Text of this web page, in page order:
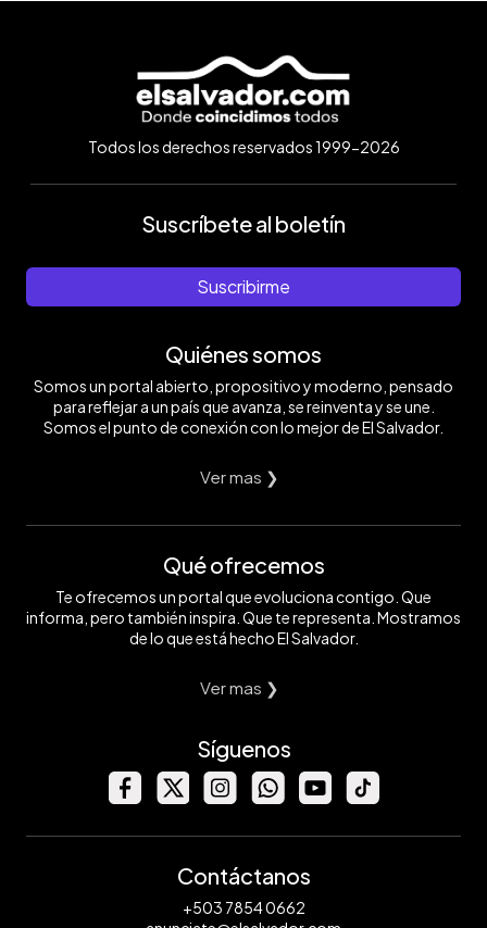
Todos los derechos reservados 1999-2026
Suscríbete al boletín
Suscribirme
Quiénes somos
Somos un portal abierto, propositivo y moderno, pensado
para reflejar a un país que avanza, se reinventa y se une.
Somos el punto de conexión con lo mejor de El Salvador.
Ver mas ❯
Qué ofrecemos
Te ofrecemos un portal que evoluciona contigo. Que
informa, pero también inspira. Que te representa. Mostramos
de lo que está hecho El Salvador.
Ver mas ❯
Síguenos
Contáctanos
+503 7854 0662